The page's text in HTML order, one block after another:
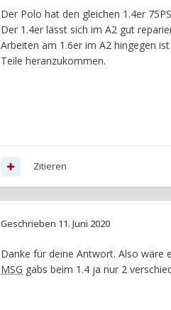
Der Polo hat den gleichen 1.4er
Der 1.4er lässt sich im A2 gut
Arbeiten am 1.6er im A2 hingegen
Teile heranzukommen.
Zitieren
Geschrieben 11. Juni 2020
Danke für deine Antwort. Also wäre
MSG gabs beim 1.4 ja nur 2